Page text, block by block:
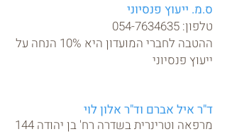
ס.מ. ייעוץ פנסיוני
טלפון: 054-7634635
ההטבה לחברי המועדון היא 10% הנחה על
ייעוץ פנסיוני
ד"ר איל אברם וד"ר אלון לוי
מרפאה וטרינרית בשדרה רח' בן יהודה 144